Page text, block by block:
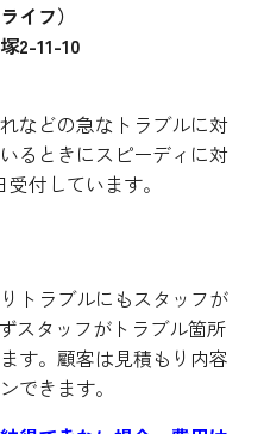
イフ）
2-11-10
などの急なトラブルに対
るときにスピーディに対
付しています。
トラブルにもスタッフが
スタッフがトラブル箇所
す。顧客は見積もり内容
できます。